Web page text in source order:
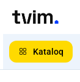
Kataloq